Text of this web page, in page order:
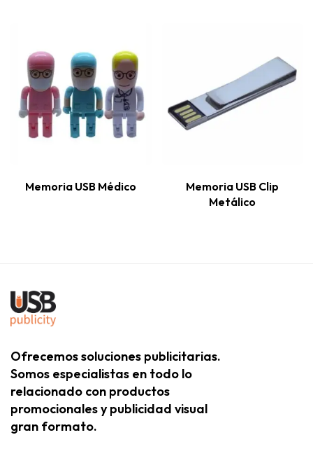
Memoria USB Médico
Memoria USB Clip
Metálico
Ofrecemos soluciones publicitarias.
Somos especialistas en todo lo
relacionado con productos
promocionales y publicidad visual
gran formato.